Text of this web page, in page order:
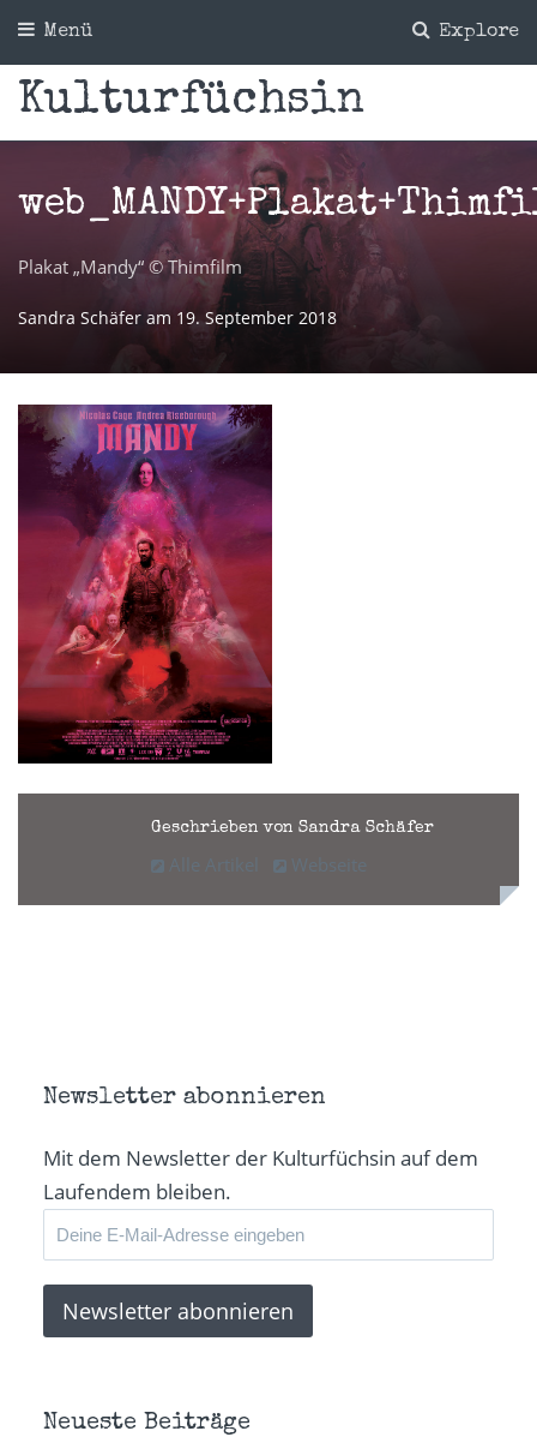
Explore
Menü
Kulturfüchsin
Plakat „Mandy“ © Thimfilm
Sandra Schäfer am 19. September 2018
Geschrieben von Sandra Schäfer
Alle Artikel Webseite
Newsletter abonnieren
Mit dem Newsletter der Kulturfüchsin auf dem
Laufendem bleiben.
Neueste Beiträge